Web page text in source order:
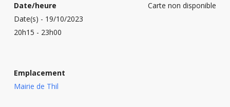
Carte non disponible
Date/heure
Date(s) - 19/10/2023
20h15 - 23h00
Emplacement
Mairie de Thil